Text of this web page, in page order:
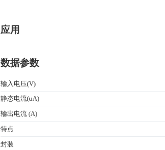
应用
数据参数
输入电压(V)
静态电流(uA)
输出电流 (A)
特点
封装